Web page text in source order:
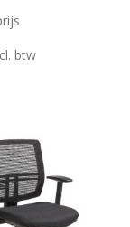
btw